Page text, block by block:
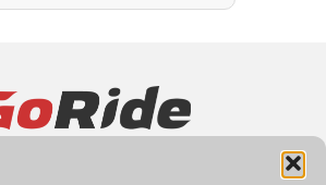
ESTATUTO EDITORIAL